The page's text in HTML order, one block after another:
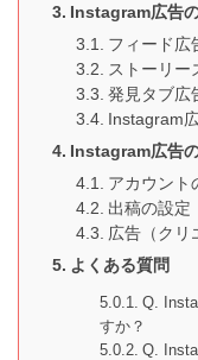
Instagram広告
フィード広
ストーリー
発見タブ広
Instagram
Instagram広告
アカウント
出稿の設定
広告（クリ
よくある質問
Q.
すか？
Q.